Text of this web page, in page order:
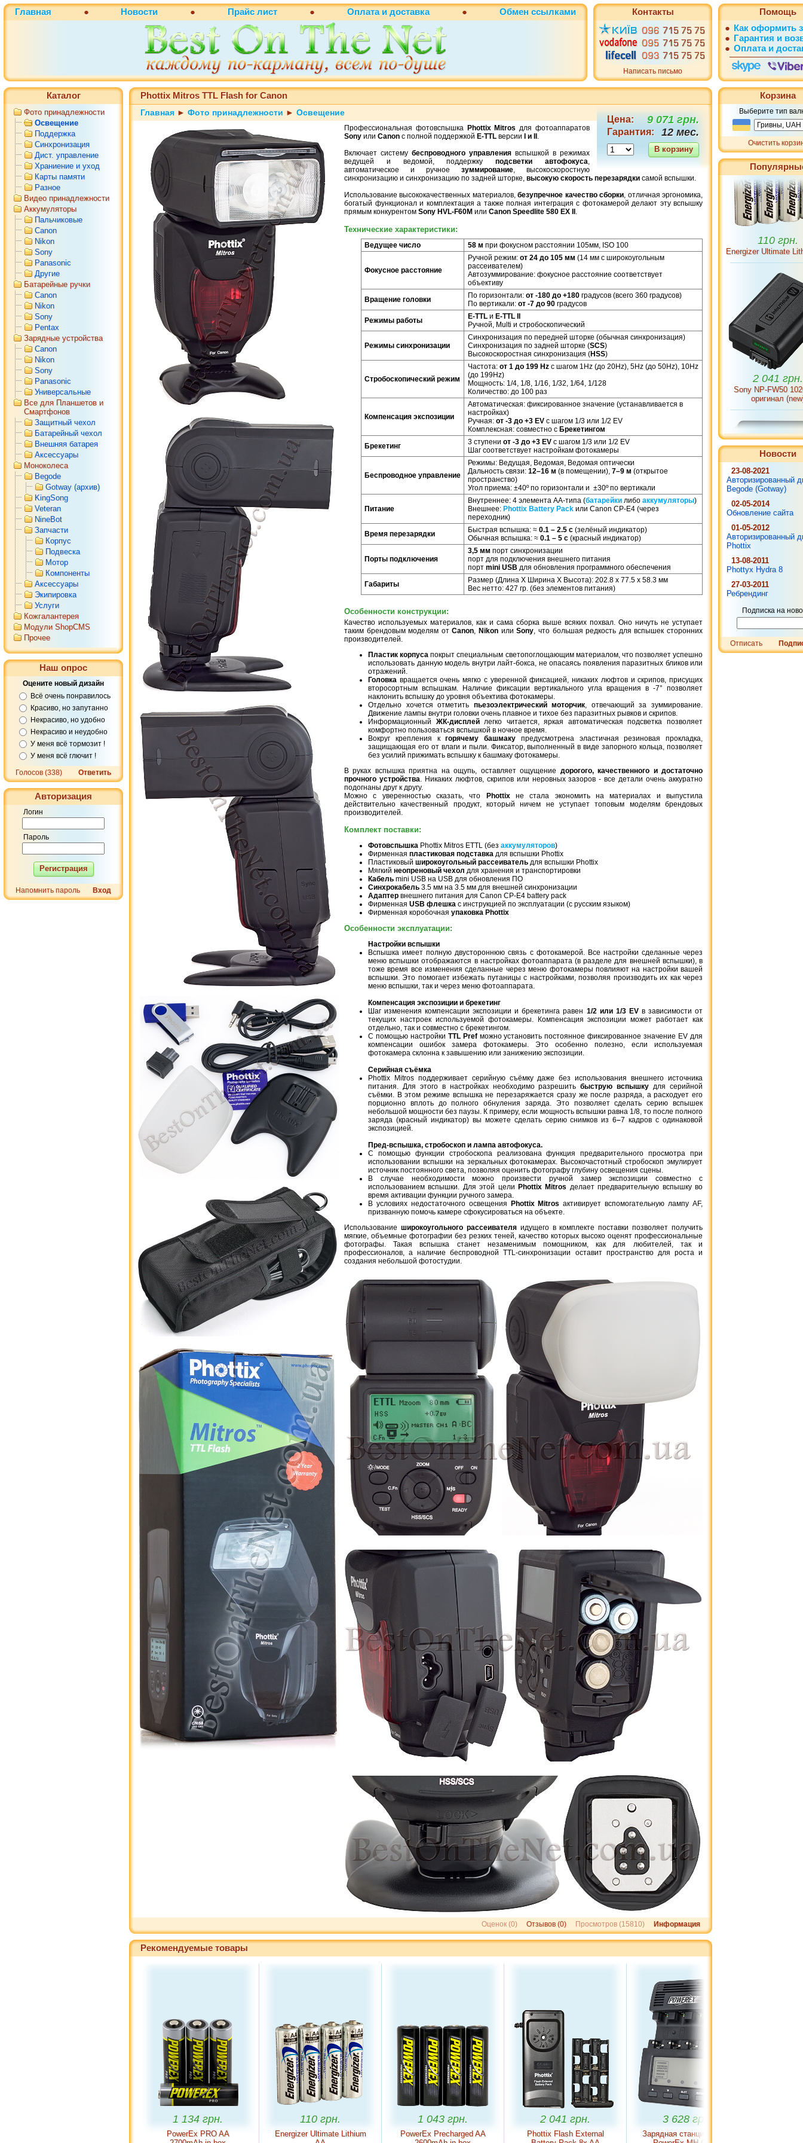
Главная ● Новости ● Прайс лист ● Оплата и доставка ● Обмен ссылками Контакты
Написать письмо
Помощь
● Как оформить
● Гарантия и
● Оплата и
Каталог
Фото принадлежности
Освещение
Поддержка
Синхронизация
Дист. управление
Храниение и уход
Карты памяти
Разное
Видео принадлежности
Аккумуляторы
Пальчиковые
Canon
Nikon
Sony
Panasonic
Другие
Батарейные ручки
Canon
Nikon
Sony
Pentax
Зарядные устройства
Canon
Nikon
Sony
Panasonic
Универсальные
Все для Планшетов и
Смартфонов
Защитный чехол
Батарейный чехол
Внешняя батарея
Аксессуары
Моноколеса
Begode
Gotway (архив)
KingSong
Veteran
NineBot
Запчасти
Корпус
Подвеска
Мотор
Компоненты
Аксессуары
Экипировка
Услуги
Кожгалантерея
Модули ShopCMS
Прочее
Наш опрос
Оцените новый дизайн
Всё очень понравилось
Красиво, но запутанно
Некрасиво, но удобно
Некрасиво и неудобно
У меня всё тормозит !
У меня всё глючит !
Голосов (338)
Ответить
Авторизация
Логин
Пароль
Регистрация
Напомнить пароль Вход
Phottix Mitros TTL Flash for Canon
Цена: 9 071 грн.
Гарантия: 12 мес.
В корзину
Главная ► Фото принадлежности ► Освещение
Профессиональная фотовспышка Phottix Mitros для фотоаппаратов
Sony или Canon c полной поддержкой E-TTL версии I и II .
Включает систему беспроводного управления вспышкой в режимах
ведущей и ведомой, поддержкуподсветки автофокуса,
автоматическое и ручное зуммирование, высокоскоростную
синхронизацию и синхронизацию по задней шторке, высокую скорость перезарядки самой вспышки.
Использование высококачественных материалов,безупречное качество сборки, отличная эргономика,
богатый функционал и комплектация а также полная интеграция с фотокамерой делают эту вспышку
прямым конкурентом Sony HVL-F60M или Canon Speedlite 580 EX II .
Технические характеристики:
Ведущее число 58 м при фокусном расстоянии 105мм, ISO 100
Фокусное расстояние
Ручной режим: от 24 до 105 мм (14 мм с широкоугольным
рассеивателем)
Автозуммирование: фокусное расстояние соответствует
объективу
Вращение головки
По горизонтали: от -180 до +180 градусов (всего 360 градусов)
По вертикали: от -7 до 90 градусов
Режимы работы
E-TTL и E-TTL II
Ручной, Multi и стробоскопический
Режимы синхронизации
Синхронизация по передней шторке (обычная синхронизация)
Синхронизация по задней шторке (SCS)
Высокоскоростная синхронизация (HSS)
Стробоскопический режим
Частота: от 1 до 199 Hz с шагом 1Hz (до 20Hz), 5Hz (до 50Hz), 10Hz
(до 199Hz)
Мощность: 1/4, 1/8, 1/16, 1/32, 1/64, 1/128
Количество: до 100 раз
Компенсация экспозиции
Автоматическая: фиксированное значение (устанавливается в
настройках)
Ручная: от -3 до +3 EV с шагом 1/3 или 1/2 EV
Комплексная: совместно с Брекетингом
Брекетинг
3 ступени от -3 до +3 EV с шагом 1/3 или 1/2 EV
Шаг соответствует настройкам фотокамеры
Беспроводное управление
Режимы: Ведущая, Ведомая, Ведомая оптически
Дальность связи: 12–16 м (в помещении), 7–9 м (открытое
пространство)
Угол приема: ±40º по горизонтали и ±30º по вертикали
Питание
Внутреннее: 4 элемента AA-типа (батарейки либо аккумуляторы)
Внешнее: Phottix Battery Pack или Canon CP-E4 (через
переходник)
Время перезарядки
Быстрая вспышка: ≈ 0.1 – 2.5 c (зелёный индикатор)
Обычная вспышка: ≈ 0.1 – 5 c (красный индикатор)
Порты подключения
3,5 мм порт синхронизации
порт для подключения внешнего питания
порт mini USB для обновления программного обеспечения
Габариты
Размер (Длина X Ширина X Высота): 202.8 x 77.5 x 58.3 мм
Вес нетто: 427 гр. (без элементов питания)
Особенности конструкции:
Качество используемых материалов, как и сама сборка выше всяких похвал. Оно ничуть не уступает
таким брендовым моделям отCanon, Nikon илиSony, что большая редкость для вспышек сторонних
производителей.
Пластик корпуса покрыт специальным светопоглощающим материалом, что позволяет успешно
использовать данную модель внутри лайт-бокса, не опасаясь появления паразитных бликов или
отражений.
Головка вращается очень мягко с уверенной фиксацией, никаких люфтов и скрипов, присущих
второсортным вспышкам. Наличие фиксации вертикального угла вращения в -7° позволяет
наклонить вспышку до уровня объектива фотокамеры.
Отдельно хочется отметить пьезоэлектрический моторчик, отвечающий за зуммирование.
Движение лампы внутри головки очень плавное и тихое без паразитных рывков и скрипов.
Информационный ЖК-дисплейлегко читается, яркая автоматическая подсветка позволяет
комфортно пользоваться вспышкой в ночное время.
Вокруг крепления кгорячему башмаку предусмотрена эластичная резиновая прокладка,
защищающая его от влаги и пыли. Фиксатор, выполненный в виде запорного кольца, позволяет
без усилий прижимать вспышку к башмаку фотокамеры.
В руках вспышка приятна на ощупь, оставляет ощущение дорогого, качественного и достаточно
прочного устройства. Никаких люфтов, скрипов или неровных зазоров - все детали очень аккуратно
подогнаны друг к другу.
Можно с уверенностью сказать, что
Phottixне стала экономить на материалах и выпустила
действительно качественный продукт, который ничем не уступает топовым моделям брендовых
производителей.
Комплект поставки:
Фотовспышка Phottix Mitros ETTL (без аккумуляторов)
Фирменная пластиковая подставка для вспышки Phottix
Пластиковый широкоугольный рассеиватель для вспышки Phottix
Мягкий неопреновый чехол для хранения и транспортировки
Кабель mini USB на USB для обновления ПО
Синхрокабель 3.5 мм на 3.5 мм для внешней синхронизации
Адаптер внешнего питания для Canon CP-E4 battery pack
Фирменная USB флешка с инструкцией по эксплуатации (с русским языком)
Фирменная коробочная упаковка Phottix
Особенности эксплуатации:
Настройки вспышки
Вспышка имеет полную двустороннюю связь с фотокамерой. Все настройки сделанные через
меню вспышки отображаются в настройках фотоаппарата (в разделе для внешней вспышки), в
тоже время все изменения сделанные через меню фотокамеры повлияют на настройки вашей
вспышки. Это помогает избежать путаницы с настройками, позволяя производить их как через
меню вспышки, так и через меню фотоаппарата.
Компенсация экспозиции и брекетинг
Шаг изменения компенсации экспозиции и брекетинга равен 1/2 или 1/3 EVв зависимости от
текущих настроек используемой фотокамеры. Компенсация экспозиции может работает как
отдельно, так и совместно с брекетингом.
C помощью настройки TTL Prefможно установить постоянное фиксированное значение EV для
компенсации ошибок замера фотокамеры. Это особенно полезно, если используемая
фотокамера склонна к завышению или занижению экспозиции.
Серийная съёмка
Phottix Mitros поддерживает серийную съёмку даже без использования внешнего источника
питания. Для этого в настройках необходимо разрешитьбыструю вспышку для серийной
съёмки. В этом режиме вспышка не перезаряжается сразу же после разряда, а расходует его
порционно вплоть до полного обнуления заряда. Это позволяет сделать серию вспышек
небольшой мощности без паузы. К примеру, если мощность вспышки равна 1/8, то после полного
заряда (красный индикатор) вы можете сделать серию снимков из 6–7 кадров с одинаковой
экспозицией.
Пред-вспышка, стробоскоп и лампа автофокуса.
С помощью функции стробоскопа реализована функция предварительного просмотра при
использовании вспышки на зеркальных фотокамерах. Высокочастотный стробоскоп эмулирует
источник постоянного света, позволяя оценить фотографу глубину освещения сцены.
В случае необходимости можно произвести ручной замер экспозиции совместно с
использованием вспышки. Для этой цели Phottix Mitros делает предварительную вспышку во
время активации функции ручного замера.
В условиях недостаточного освещения
Phottix Mitros активирует вспомогательную лампу AF,
призванную помочь камере сфокусироваться на объекте.
Использование широкоугольного рассеивателяидущего в комплекте поставки позволяет получить
мягкие, объемные фотографии без резких теней, качество которых высоко оценят профессиональные
фотографы. Такая вспышка станет незаменимым помощником, как для любителей, так и
профессионалов, а наличие беспроводной TTL-синхронизации оставит пространство для роста и
создания небольшой фотостудии.
Оценок (0) Отзывов (0) Просмотров (15810) Информация
Рекомендуемые товары
PowerEx PRO AA
Energizer Ultimate Lithium
PowerEx Precharged AA
Phottix Flash External
Зарядная станция MAHA
Корзина
Выберите тип
Очистить
110 грн.
Energizer Ultimate
2 041 грн.
Sony NP-FW50
оригинал
1 814 грн.
Nikon MH-24
2 721 грн.
Новости
23-08-2021
Авторизированный
Begode (Gotway)
02-05-2014
Обновление сайта
01-05-2012
Авторизированный
Phottix
13-08-2011
Phottyx Hydra 8
27-03-2011
Ребрендинг
Подписка на
Отписать